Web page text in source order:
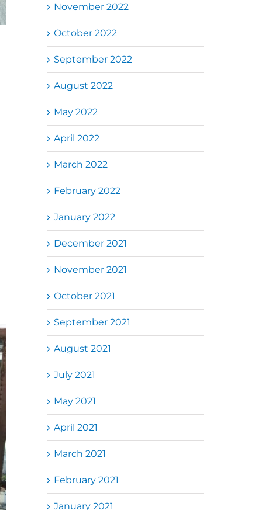
November 2022
October 2022
September 2022
August 2022
May 2022
April 2022
March 2022
February 2022
January 2022
December 2021
November 2021
October 2021
September 2021
August 2021
July 2021
May 2021
April 2021
March 2021
February 2021
January 2021